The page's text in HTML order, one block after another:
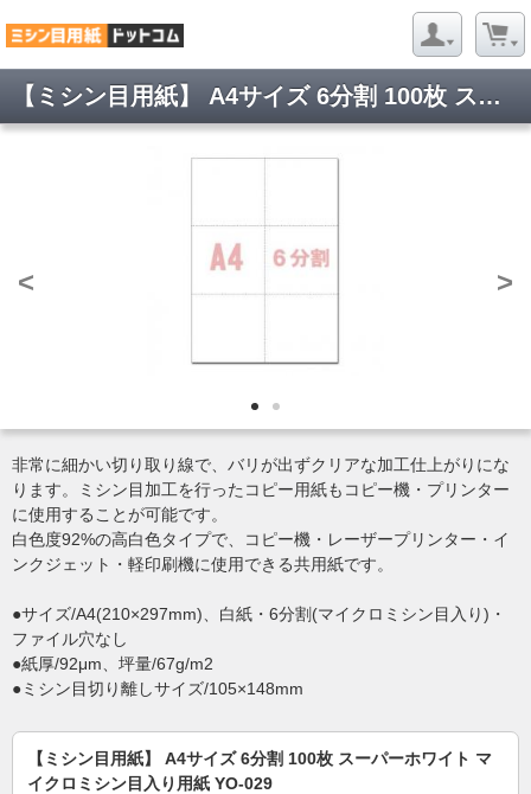
【ミシン目用紙】 A4サイズ 6分割 100枚 スーパーホワイト マイクロミシン目入り用紙 YO-029
< >
非常に細かい切り取り線で、バリが出ずクリアな加工仕上がりにな
ります。ミシン目加工を行ったコピー用紙もコピー機・プリンター
に使用することが可能です。
白色度92%の高白色タイプで、コピー機・レーザープリンター・イ
ンクジェット・軽印刷機に使用できる共用紙です。
●サイズ/A4(210×297mm)、白紙・6分割(マイクロミシン目入り)・
ファイル穴なし
●紙厚/92μm、坪量/67g/m2
●ミシン目切り離しサイズ/105×148mm
【ミシン目用紙】 A4サイズ 6分割 100枚 スーパーホワイト マ
イクロミシン目入り用紙 YO-029